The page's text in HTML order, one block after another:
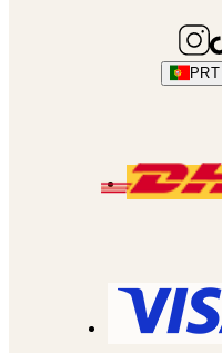
PRT